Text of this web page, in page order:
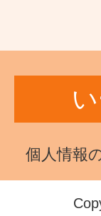
個人情報